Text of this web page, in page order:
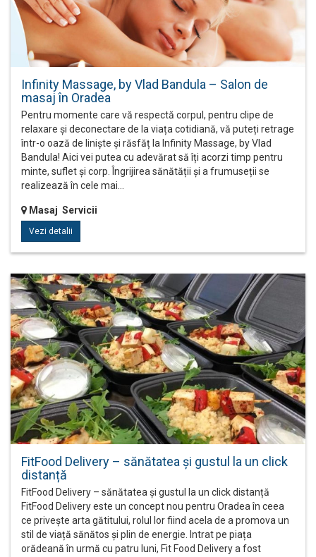
Infinity Massage, by Vlad Bandula – Salon de
masaj în Oradea
Pentru momente care vă respectă corpul, pentru clipe de
relaxare și deconectare de la viața cotidiană, vă puteți retrage
într-o oază de liniște și răsfăț la Infinity Massage, by Vlad
Bandula! Aici vei putea cu adevărat să îți acorzi timp pentru
minte, suflet și corp. Îngrijirea sănătății și a frumuseții se
realizează în cele mai…
Masaj Servicii
Vezi detalii
FitFood Delivery – sănătatea și gustul la un click
distanță
FitFood Delivery – sănătatea și gustul la un click distanță
FitFood Delivery este un concept nou pentru Oradea în ceea
ce privește arta gătitului, rolul lor fiind acela de a promova un
stil de viață sănătos și plin de energie. Intrat pe piața
orădeană în urmă cu patru luni, Fit Food Delivery a fost